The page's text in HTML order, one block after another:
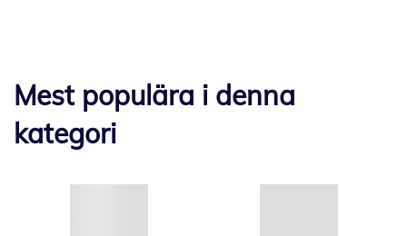
Mest populära i denna
kategori